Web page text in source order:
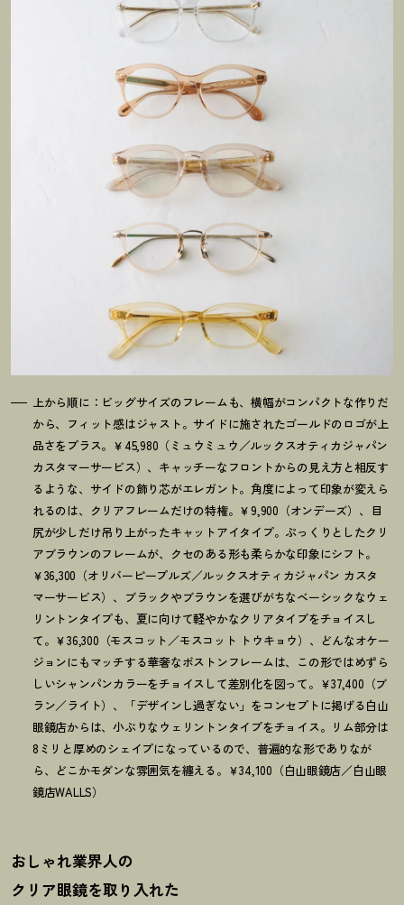
上から順に：ビッグサイズのフレームも、横幅がコンパクトな作りだ
から、フィット感はジャスト。サイドに施されたゴールドのロゴが上
品さをプラス。￥45,980（ミュウミュウ／ルックスオティカジャパン
カスタマーサービス）、キャッチーなフロントからの見え方と相反す
るような、サイドの飾り芯がエレガント。角度によって印象が変えら
れるのは、クリアフレームだけの特権。￥9,900（オンデーズ）、目
尻が少しだけ吊り上がったキャットアイタイプ。ぷっくりとしたクリ
アブラウンのフレームが、クセのある形も柔らかな印象にシフト。
￥36,300（オリバーピープルズ／ルックスオティカジャパン カスタ
マーサービス）、ブラックやブラウンを選びがちなベーシックなウェ
リントンタイプも、夏に向けて軽やかなクリアタイプをチョイスし
て。￥36,300（モスコット／モスコット トウキョウ）、どんなオケー
ジョンにもマッチする華奢なボストンフレームは、この形ではめずら
しいシャンパンカラーをチョイスして差別化を図って。￥37,400（ブ
ラン／ライト）、「デザインし過ぎない」をコンセプトに掲げる白山
眼鏡店からは、小ぶりなウェリントンタイプをチョイス。リム部分は
8ミリと厚めのシェイプになっているので、普遍的な形でありなが
ら、どこかモダンな雰囲気を纏える。￥34,100（白山眼鏡店／白山眼
鏡店WALLS）
おしゃれ業界人の
クリア眼鏡を取り入れた